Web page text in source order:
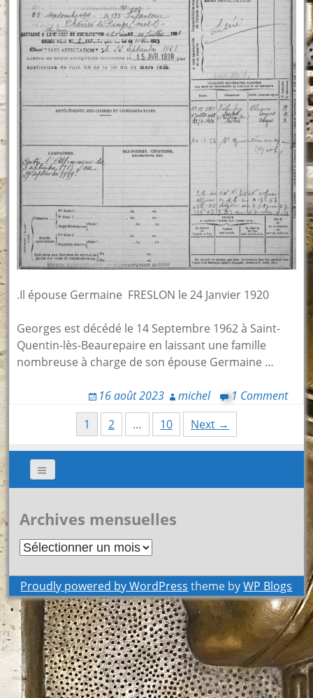
.Il épouse Germaine FRESLON le 24 Janvier 1920
Georges est décédé le 14 Septembre 1962 à Saint-
Quentin-lès-Beaurepaire en laissant une famille
nombreuse à charge de son épouse Germaine …
16 août 2023 michel 1 Comment
Posts
navigation
1 2 … 10 Next →
Archives mensuelles
Archives
Proudly powered by WordPress theme byWP Blogs